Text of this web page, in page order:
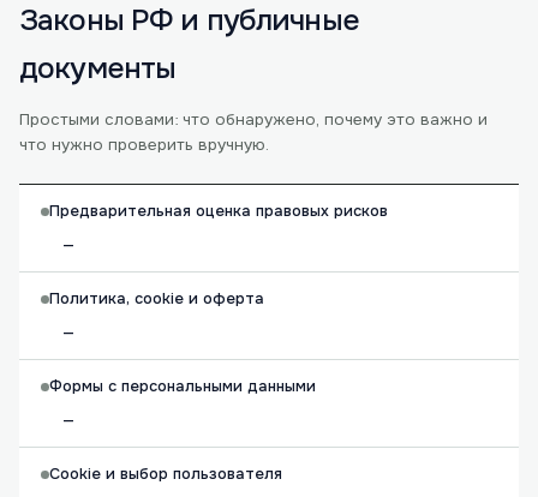
Законы РФ и публичные
документы
Простыми словами: что обнаружено, почему это важно и
что нужно проверить вручную.
Предварительная оценка правовых рисков
—
Политика, cookie и оферта
—
Формы с персональными данными
—
Cookie и выбор пользователя